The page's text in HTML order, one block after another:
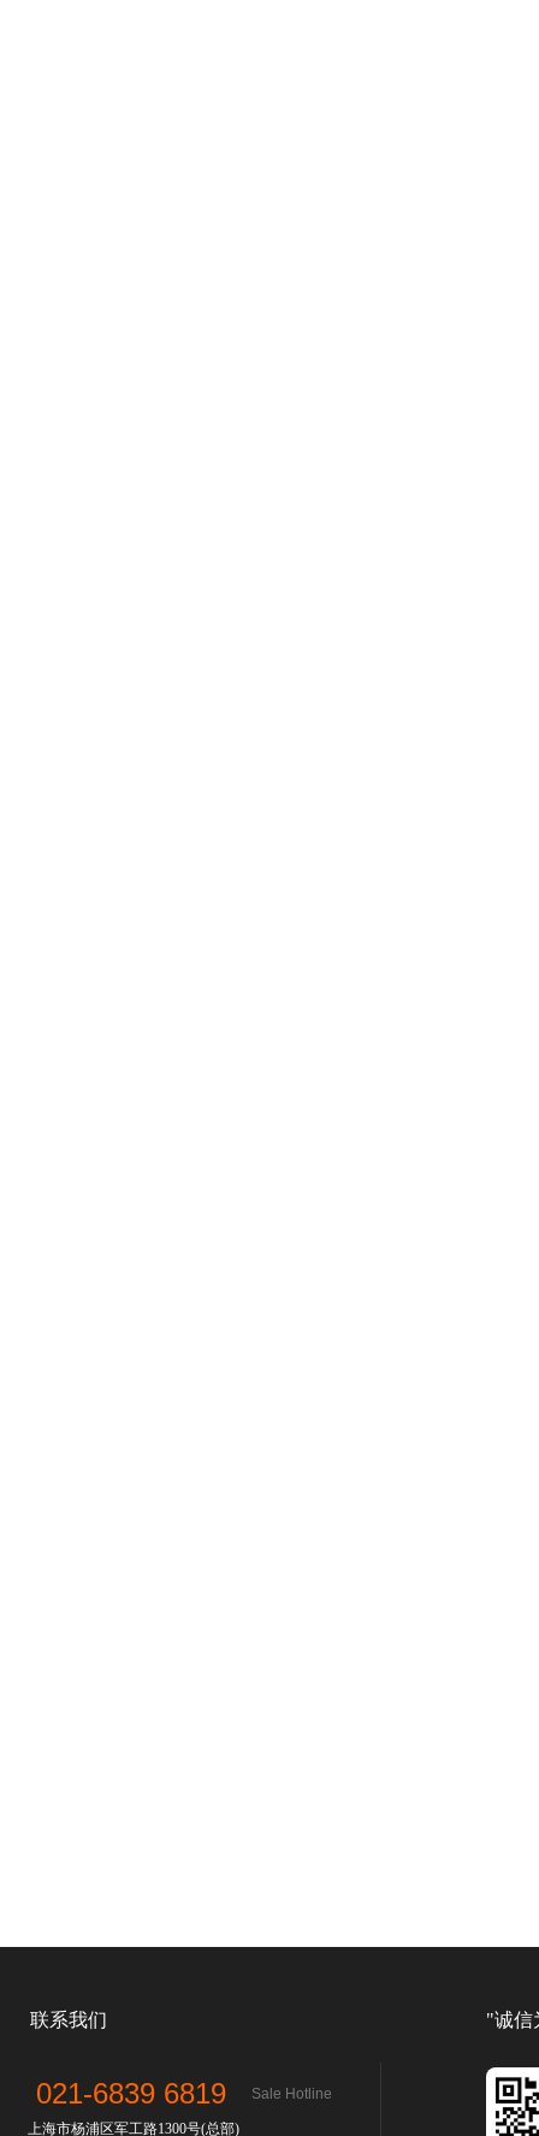
021-6839 6819
上海市杨浦区军工路1300号(总部)
联系我们
Sale Hotline
"诚信